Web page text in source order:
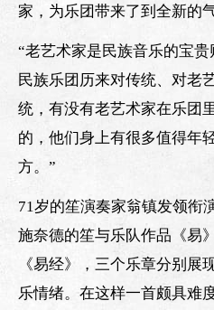
家，为乐团带来了到全新的气
“老艺术家是民族音乐的宝
民族乐团历来对传统、对老
统，有没有老艺术家在乐团
的，他们身上有很多值得年
方。”
71岁的笙演奏家翁镇发领衔
施奈德的笙与乐队作品《易
《易经》，三个乐章分别展
乐情绪。在这样一首颇具难